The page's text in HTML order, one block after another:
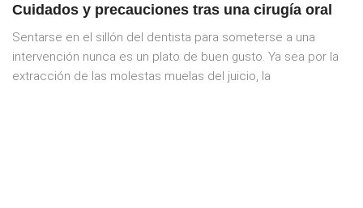
Cuidados y precauciones tras una cirugía oral
Sentarse en el sillón del dentista para someterse a una
intervención nunca es un plato de buen gusto. Ya sea por la
extracción de las molestas muelas del juicio, la